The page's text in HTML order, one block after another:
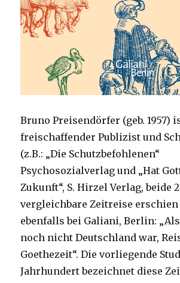
Bruno Preisendörfer (geb. 1957)
freischaffender Publizist und
(z.B.: „Die Schutzbefohlenen“
Psychosozialverlag und „Hat
Zukunft“, S. Hirzel Verlag, beide
vergleichbare Zeitreise erschien
ebenfalls bei Galiani, Berlin:
noch nicht Deutschland war,
Goethezeit“. Die vorliegende
Jahrhundert bezeichnet diese